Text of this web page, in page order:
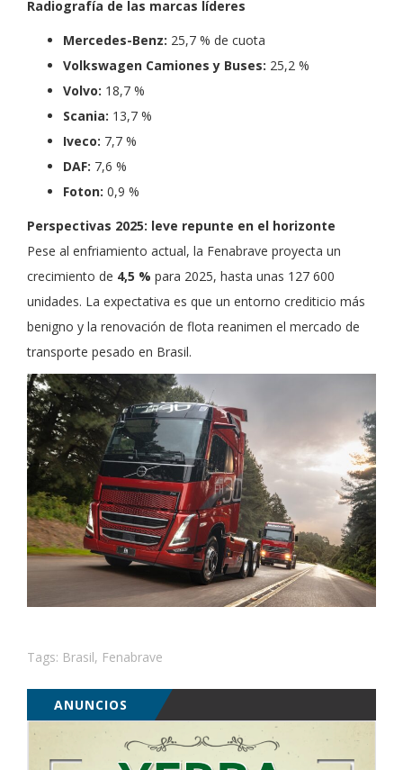
Radiografía de las marcas líderes
Mercedes-Benz: 25,7 % de cuota
Volkswagen Camiones y Buses: 25,2 %
Volvo: 18,7 %
Scania: 13,7 %
Iveco: 7,7 %
DAF: 7,6 %
Foton: 0,9 %
Perspectivas 2025: leve repunte en el horizonte
Pese al enfriamiento actual, la Fenabrave proyecta un
crecimiento de 4,5 % para 2025, hasta unas 127 600
unidades. La expectativa es que un entorno crediticio más
benigno y la renovación de flota reanimen el mercado de
transporte pesado en Brasil.
Tags: Brasil, Fenabrave
ANUNCIOS